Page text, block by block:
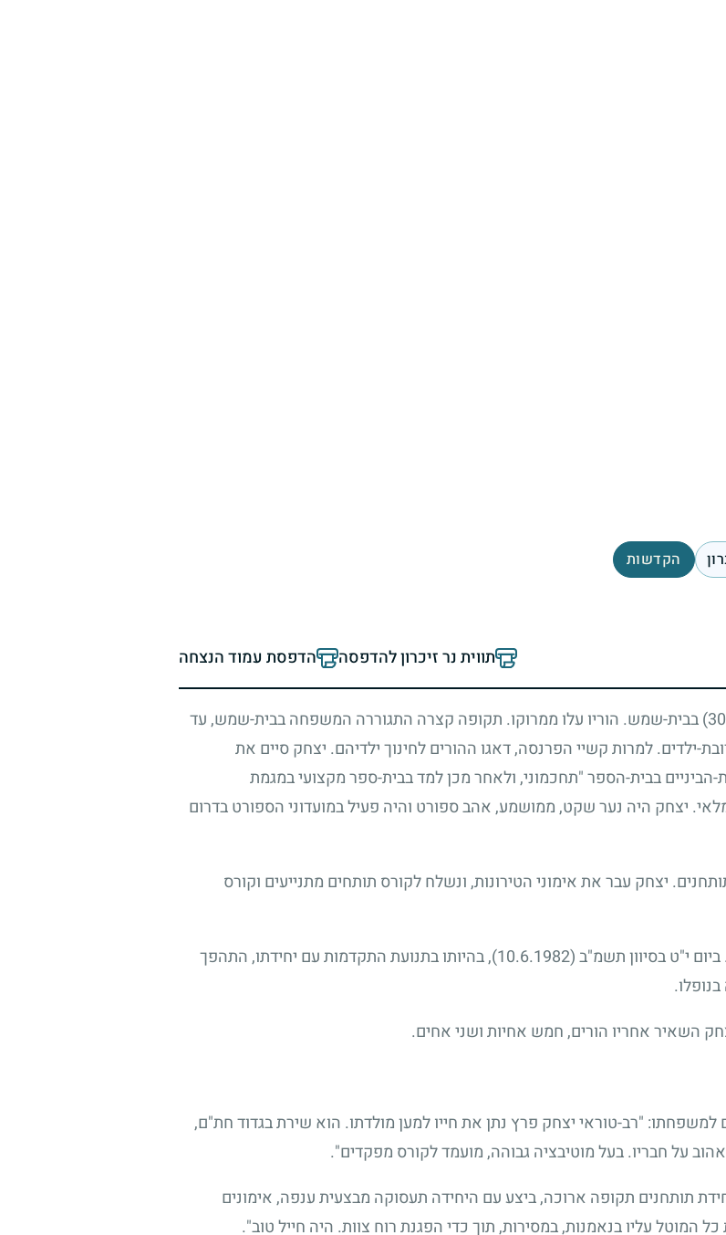
הקדשות
תווית נר זיכרון להדפסה הדפסת עמוד הנצחה
בבית-שמש. הוריו עלו ממרוקו. תקופה קצרה התגוררה המשפחה בבית-שמש, עד
ילדים. למרות קשיי הפרנסה, דאגו ההורים לחינוך ילדיהם. יצחק סיים את
בבית-הספר "תחכמוני, ולאחר מכן למד בבית-ספר מקצועי במגמת
יצחק היה נער שקט, ממושמע, אהב ספורט והיה פעיל במועדוני הספורט בדרום
יצחק עבר את אימוני הטירונות, ונשלח לקורס תותחים מתנייעים וקורס
י"ט בסיוון תשמ"ב(10.6.1982)
, בהיותו בתנועת התקדמות עם יחידתו, התהפך
השאיר אחריו הורים, חמש אחיות ושני אחים.
"רב-טוראי יצחק פרץ נתן את חייו למען מולדתו. הוא שירת בגדוד חת"ם,
על חבריו. בעל מוטיבציה גבוהה, מועמד לקורס מפקדים".
תותחנים תקופה ארוכה, ביצע עם היחידה תעסוקה מבצעית ענפה, אימונים
עליו בנאמנות, במסירות, תוך כדי הפגנת רוח צוות. היה חייל טוב".